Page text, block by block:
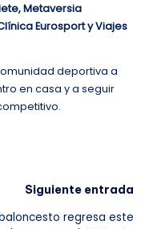
Metaversia
Eurosport y Viajes
deportiva a
en casa y a seguir
Siguiente entrada
regresa este